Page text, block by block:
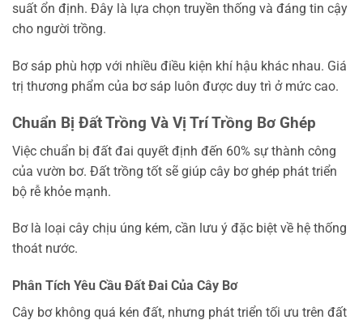
suất ổn định. Đây là lựa chọn truyền thống và đáng tin cậy
cho người trồng.
Bơ sáp phù hợp với nhiều điều kiện khí hậu khác nhau. Giá
trị thương phẩm của bơ sáp luôn được duy trì ở mức cao.
Chuẩn Bị Đất Trồng Và Vị Trí Trồng Bơ Ghép
Việc chuẩn bị đất đai quyết định đến 60% sự thành công
của vườn bơ. Đất trồng tốt sẽ giúp cây bơ ghép phát triển
bộ rễ khỏe mạnh.
Bơ là loại cây chịu úng kém, cần lưu ý đặc biệt về hệ thống
thoát nước.
Phân Tích Yêu Cầu Đất Đai Của Cây Bơ
Cây bơ không quá kén đất, nhưng phát triển tối ưu trên đất